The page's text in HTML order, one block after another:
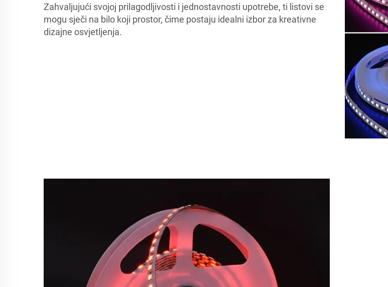
Zahvaljujući svojoj prilagodljivosti i jednostavnosti upotrebe, ti listovi se
mogu sječi na bilo koji prostor, čime postaju idealni izbor za kreativne
dizajne osvjetljenja.